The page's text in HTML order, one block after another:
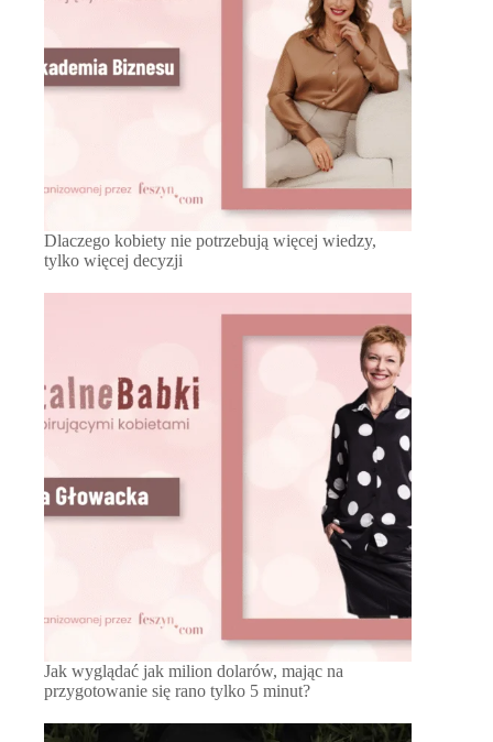
Dlaczego kobiety nie potrzebują więcej wiedzy,
tylko więcej decyzji
Jak wyglądać jak milion dolarów, mając na
przygotowanie się rano tylko 5 minut?